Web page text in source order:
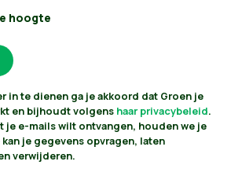
hoogte
in te dienen ga je akkoord dat Groen je
en bijhoudt volgens haar privacybeleid.
je e-mails wilt ontvangen, houden we je
je gegevens opvragen, laten
verwijderen.